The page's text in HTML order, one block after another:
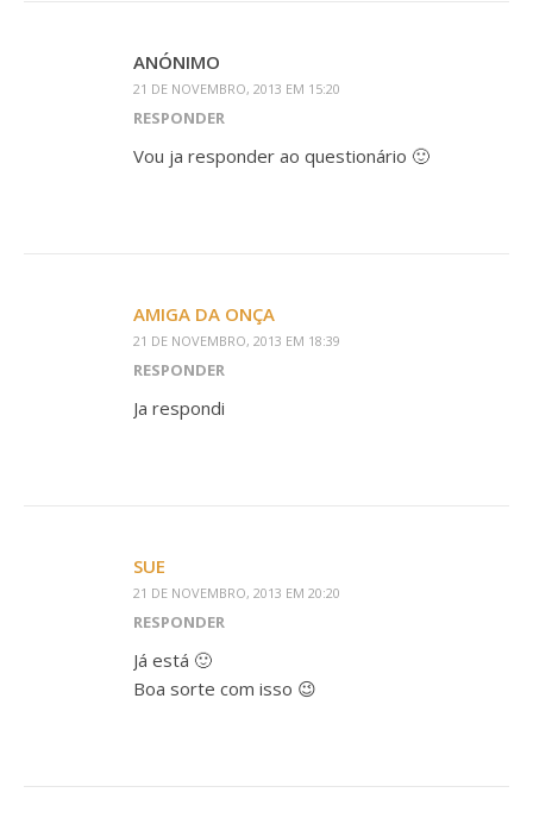
ANÓNIMO
21 DE NOVEMBRO, 2013 EM 15:20
RESPONDER
Vou ja responder ao questionário 🙂
AMIGA DA ONÇA
21 DE NOVEMBRO, 2013 EM 18:39
RESPONDER
Ja respondi
SUE
21 DE NOVEMBRO, 2013 EM 20:20
RESPONDER
Já está 🙂
Boa sorte com isso 😉